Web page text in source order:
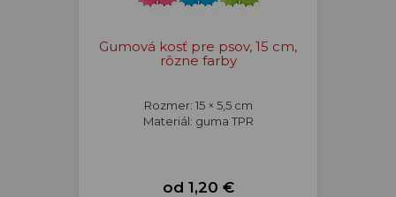
Gumová kosť pre psov, 15 cm,
rôzne farby
Rozmer: 15 × 5,5 cm
Materiál: guma TPR
od 1,20 €